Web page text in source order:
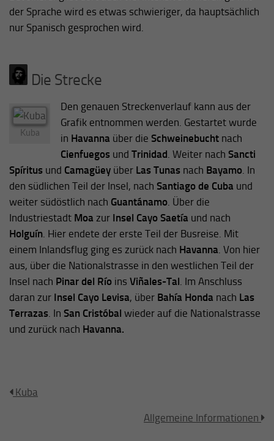
der Sprache wird es etwas schwieriger, da hauptsächlich
nur Spanisch gesprochen wird.
Die Strecke
Kuba
Den genauen Streckenverlauf kann aus der
Grafik entnommen werden. Gestartet wurde
in Havanna über die Schweinebuchtnach
Cienfuegosund Trinidad. Weiter nach Sancti
Spíritus und Camagüey über Las Tunas nach Bayamo. In
den südlichen Teil der Insel, nach Santiago de Cuba und
weiter südöstlich nach Guantánamo. Über die
Industriestadt Moa zur Insel Cayo Saetía und nach
Holguín. Hier endete der erste Teil der Busreise. Mit
einem Inlandsflug ging es zurück nach Havanna. Von hier
aus, über die Nationalstrasse in den westlichen Teil der
Insel nach Pinar del Río ins Viñales-Tal. Im Anschluss
daran zur Insel Cayo Levisa, über Bahía Honda nach Las
Terrazas. In San Cristóbal wieder auf die Nationalstrasse
und zurück nach Havanna.
Kuba
Allgemeine Informationen